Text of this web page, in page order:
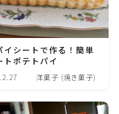
・レタス・小松
・そら豆・え
イシートで作る！簡単
トポテトパイ
洋菓子 (焼き菓子)